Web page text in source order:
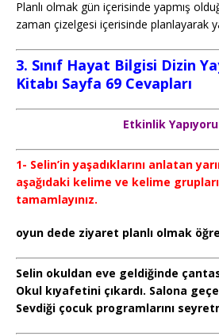
Planlı olmak gün içerisinde yapmış
zaman çizelgesi içerisinde planlayarak
3. Sınıf Hayat Bilgisi Dizin
Kitabı Sayfa 69 Cevapları
Etkinlik
1- Selin’in yaşadıklarını anlatan
aşağıdaki kelime ve kelime
tamamlayınız.
oyun dede ziyaret planlı olmak
Selin okuldan eve geldiğinde
Okul kıyafetini çıkardı. Salona
Sevdiği çocuk programlarını